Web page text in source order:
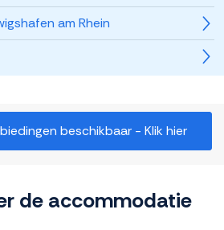
am Rhein
beschikbaar - Klik hier
de accommodatie